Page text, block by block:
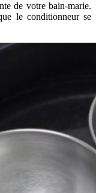
de votre bain-marie.
le conditionneur se